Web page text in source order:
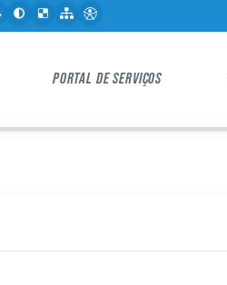
PORTAL DE SERVIÇOS